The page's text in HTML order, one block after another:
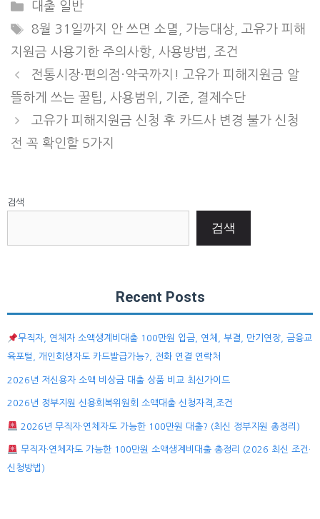
Categories
대출 일반
Tags
8월 31일까지 안 쓰면 소멸 가능대상, 고유가 피해
지원금 사용기한 주의사항 사용방법
조건
전통시장·편의점·약국까지! 고유가 피해지원금 알
뜰하게 쓰는 꿀팁, 사용범위, 기준, 결제수단
고유가 피해지원금 신청 후 카드사 변경 불가 신청
전 꼭 확인할 5가지
검색
검색
Recent Posts
무직자, 연체자 소액생계비대출 100만원 입금, 연체, 부결, 만기연장, 금융교
육포털, 개인회생자도 카드발급가능?, 전화 연결 연락처
2026년 저신용자 소액 비상금 대출 상품 비교 최신가이드
2026년 정부지원 신용회복위원회 소액대출 신청자격,조건
2026년 무직자·연체자도 가능한 100만원 대출? (최신 정부지원 총정리)
무직자·연체자도 가능한 100만원 소액생계비대출 총정리 (2026 최신 조건·
신청방법)